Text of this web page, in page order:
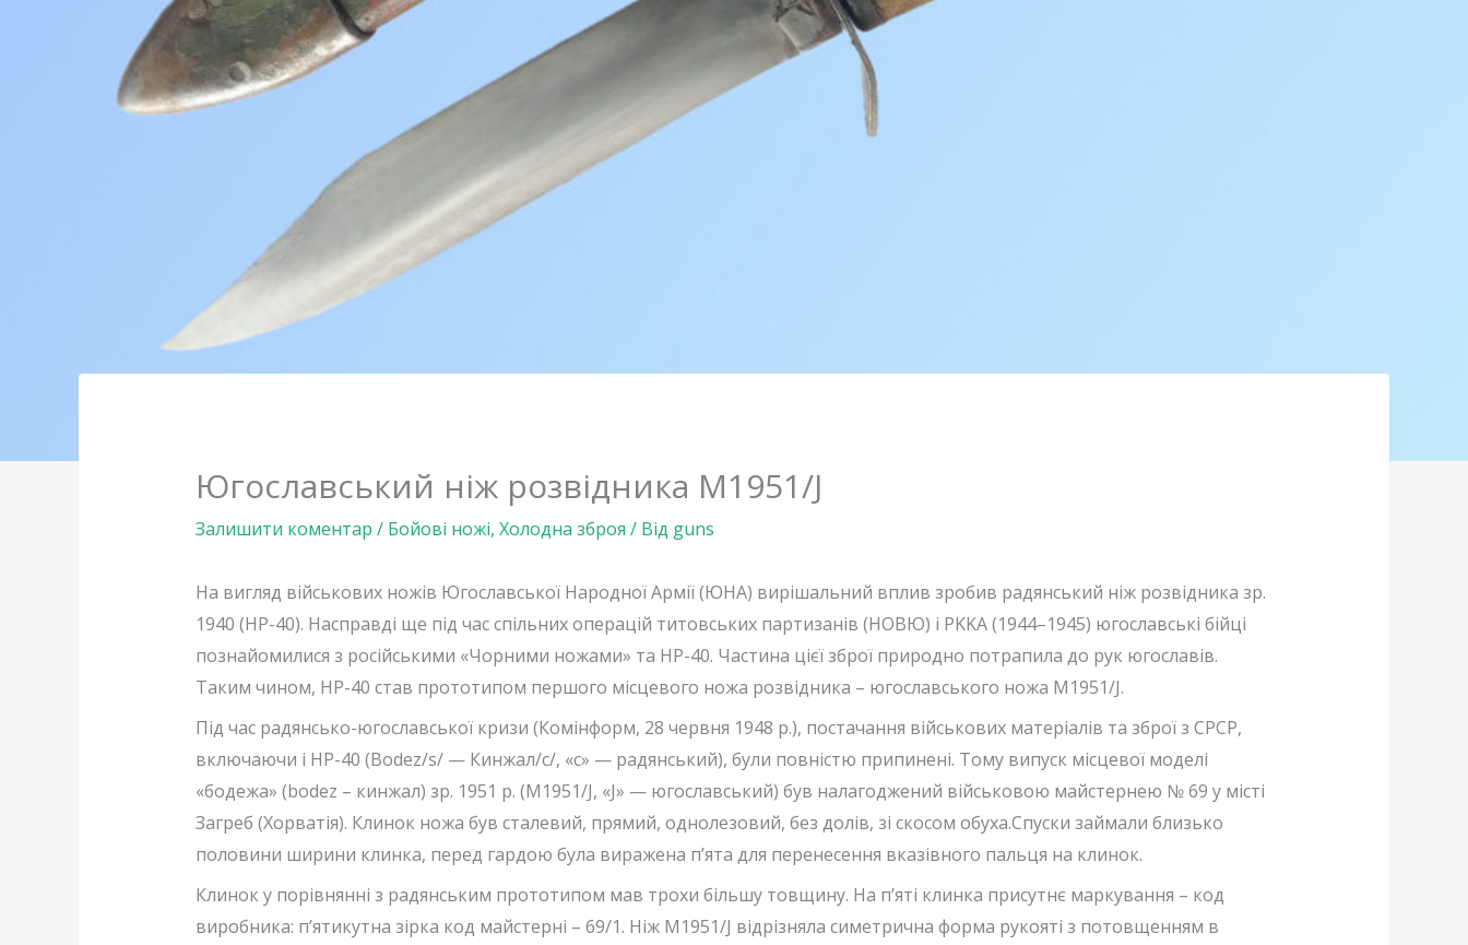
Югославський ніж розвідника M1951/J
Залишити коментар / Бойові ножі, Холодна зброя / Від guns
На вигляд військових ножів Югославської Народної Армії (ЮНА) вирішальний вплив зробив радянський ніж розвідника зр.
1940 (НР-40). Насправді ще під час спільних операцій титовських партизанів (НОВЮ) і PKKA (1944–1945) югославські бійці
познайомилися з російськими «Чорними ножами» та HP-40. Частина цієї зброї природно потрапила до рук югославів.
Таким чином, HP-40 став прототипом першого місцевого ножа розвідника – югославського ножа M1951/J.
Під час радянсько-югославської кризи (Комінформ, 28 червня 1948 р.), постачання військових матеріалів та зброї з СРСР,
включаючи і HP-40 (Bodez/s/ — Кинжал/c/, «с» — радянський), були повністю припинені. Тому випуск місцевої моделі
«бодежа» (bodez – кинжал) зр. 1951 р. (M1951/J, «J» — югославський) був налагоджений військовою майстернею № 69 у місті
Загреб (Хорватія). Клинок ножа був сталевий, прямий, однолезовий, без долів, зі скосом обуха.Спуски займали близько
половини ширини клинка, перед гардою була виражена п’ята для перенесення вказівного пальця на клинок.
Клинок у порівнянні з радянським прототипом мав трохи більшу товщину. На п’яті клинка присутнє маркування – код
виробника: п’ятикутна зірка код майстерні – 69/1. Ніж M1951/J відрізняла симетрична форма рукояті з потовщенням в